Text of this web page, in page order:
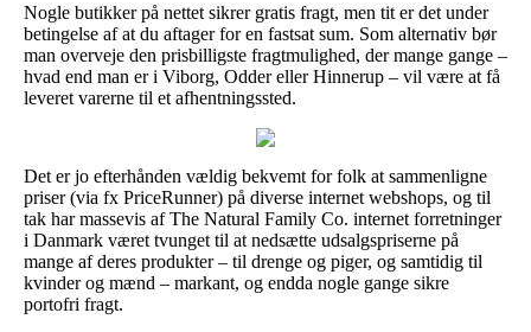
Nogle butikker på nettet sikrer gratis fragt, men tit er det under
betingelse af at du aftager for en fastsat sum. Som alternativ bør
man overveje den prisbilligste fragtmulighed, der mange gange –
hvad end man er i Viborg, Odder eller Hinnerup – vil være at få
leveret varerne til et afhentningssted.
Det er jo efterhånden vældig bekvemt for folk at sammenligne
priser (via fx PriceRunner) på diverse internet webshops, og til
tak har massevis af The Natural Family Co. internet forretninger
i Danmark været tvunget til at nedsætte udsalgspriserne på
mange af deres produkter – til drenge og piger, og samtidig til
kvinder og mænd – markant, og endda nogle gange sikre
portofri fragt.